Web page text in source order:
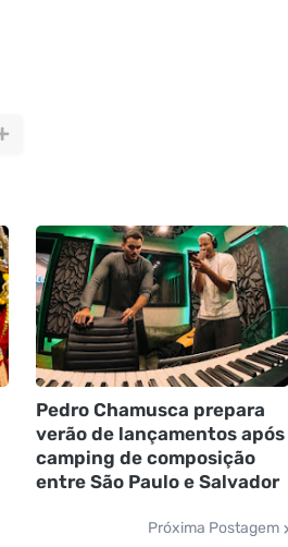
Pedro Chamusca prepara
verão de lançamentos após
camping de composição
entre São Paulo e Salvador
Próxima Postagem